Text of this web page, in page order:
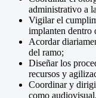
administrativo a
Vigilar el
implanten dentro
Acordar
del ramo;
Diseñar los
recursos y
Coordinar y
como